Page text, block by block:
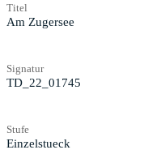
Titel
Am Zugersee
Signatur
TD_22_01745
Stufe
Einzelstueck